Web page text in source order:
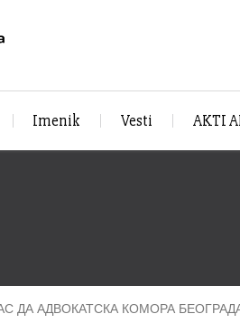
Imenik Vesti AKTI
ДА АДВОКАТСКА КОМОРА